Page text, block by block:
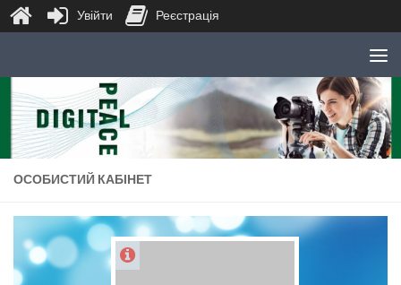
Skip to content
ОСОБИСТИЙ КАБІНЕТ
Увійти Реєстрація